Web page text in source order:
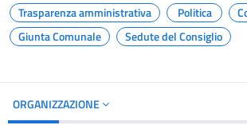
Trasparenza amministrativa Politica
Giunta Comunale
Sedute del Consiglio
ORGANIZZAZIONE